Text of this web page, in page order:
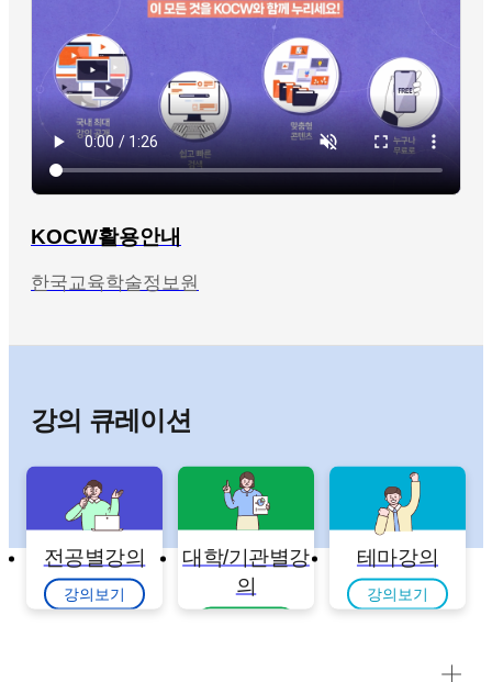
KOCW활용안내
한국교육학술정보원
강의 큐레이션
전공별강의
강의보기
대학/기관별강
의
테마강의
강의보기